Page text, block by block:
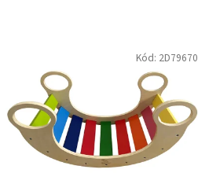
Kód: 2D79670